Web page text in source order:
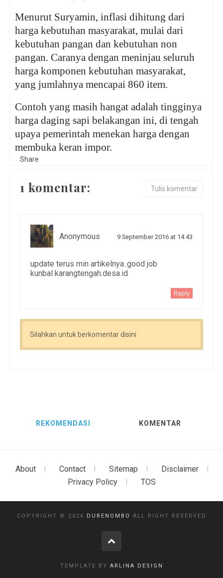
Menurut Suryamin, inflasi dihitung dari
harga kebutuhan masyarakat, mulai dari
kebutuhan pangan dan kebutuhan non
pangan. Caranya dengan meninjau seluruh
harga komponen kebutuhan masyarakat,
yang jumlahnya mencapai 860 item.
Contoh yang masih hangat adalah tingginya
harga daging sapi belakangan ini, di tengah
upaya pemerintah menekan harga dengan
membuka keran impor.
Share
1 komentar: Tulis komentar
Anonymous 9 September 2016 at 14:43
update terus min artikelnya..good job
kunbal karangtengah.desa.id
Reply
Silahkan untuk berkomentar disini
REKOMENDASI KOMENTAR
About Contact Sitemap
Disclaimer
Privacy Policy
TOS
COPYRIGHT © 2026 DURENOMBO ALL RIGHT RESERVED
TEMPLATE BY ARLINA DESIGN